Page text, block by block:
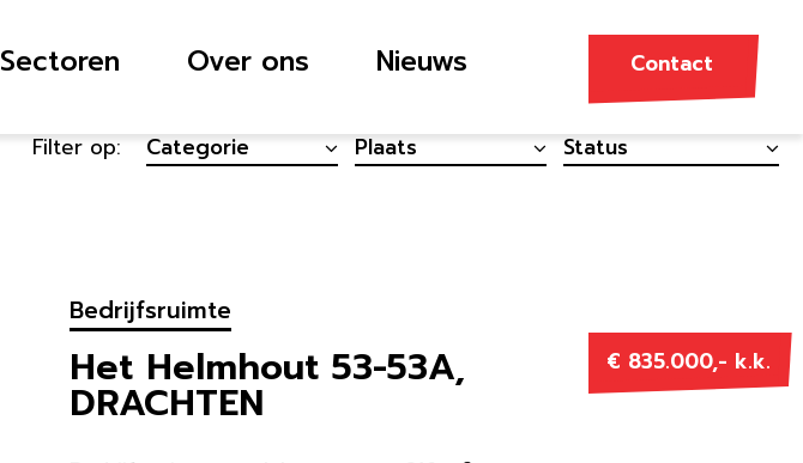
Sectoren Over ons Nieuws Contact
Filter op:
Bedrijfsruimte
Het Helmhout 53-53A,
DRACHTEN
€ 835.000,- k.k.